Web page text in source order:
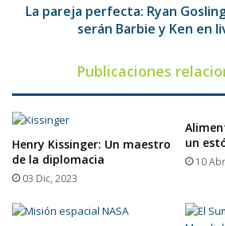
Barbie
action
La pareja perfecta: Ryan
serán Barbie y Ken en
Publicaciones
Henry Kissinger: Un maestro
de la diplomacia
03 Dic, 2023
un
10